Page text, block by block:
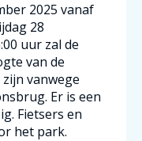
2025 vanaf
28
uur zal de
van de
vanwege
Er is een
Fietsers en
het park.